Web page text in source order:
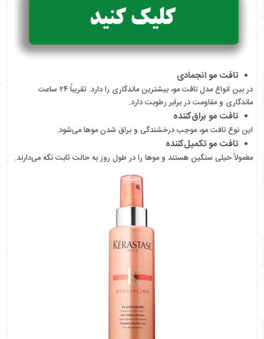
تافت مو انجمادی
در بین انواع مدل تافت مو، بیشترین ماندگاری را دارد. تقریباً ۲۴ ساعت
ماندگاری و مقاومت در برابر رطوبت دارد.
تافت مو براق‌کننده
این نوع تافت مو، موجب درخشندگی و براق شدن موها می‌شود.
تافت مو تکمیل‌کننده
معمولاً خیلی سنگین هستند و موها را در طول روز به حالت ثابت نگه می‌دارند.